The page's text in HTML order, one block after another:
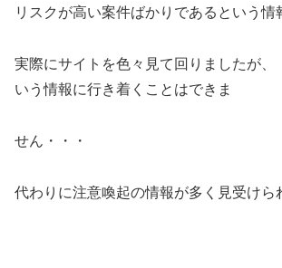
リスクが高い案件ばかりであるという情
実際にサイトを色々見て回りましたが、
いう情報に行き着くことはできま
せん・・・
代わりに注意喚起の情報が多く見受けら